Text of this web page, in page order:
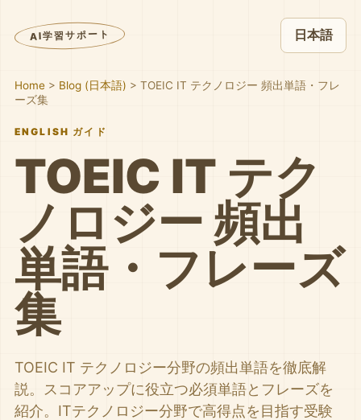
AI学習サポート 日本語
Home > Blog (日本語) > TOEIC IT テクノロジー 頻出単語・フレ
ーズ集
ENGLISH ガイド
TOEIC IT テク
ノロジー 頻出
単語・フレーズ
集
TOEIC IT テクノロジー分野の頻出単語を徹底解
説。スコアアップに役立つ必須単語とフレーズを
紹介。ITテクノロジー分野で高得点を目指す受験